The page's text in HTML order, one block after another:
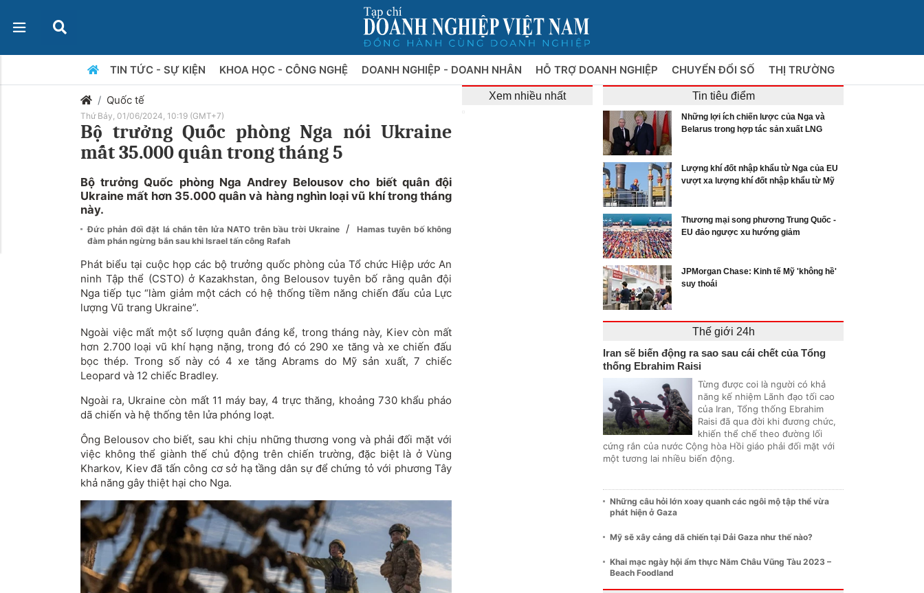
TIN TỨC - SỰ KIỆN KHOA HỌC - CÔNG NGHỆ DOANH NGHIỆP - DOANH NHÂN HỖ TRỢ DOANH NGHIỆP CHUYỂN ĐỔI SỐ THỊ TRƯỜNG
Quốc tế
Thứ Bảy, 01/06/2024, 10:19 (GMT+7)
Bộ trưởng Quốc phòng Nga nói Ukraine
mất 35.000 quân trong tháng 5
Bộ trưởng Quốc phòng Nga Andrey Belousov cho biết quân đội
Ukraine mất hơn 35.000 quân và hàng nghìn loại vũ khí trong tháng
này.
Đức phản đối đặt lá chắn tên lửa NATO trên bầu trời Ukraine /
Hamas tuyên bố không
đàm phán ngừng bắn sau khi Israel tấn công Rafah
Phát biểu tại cuộc họp các bộ trưởng quốc phòng của Tổ chức Hiệp ước An
ninh Tập thể (CSTO) ở Kazakhstan, ông Belousov tuyên bố rằng quân đội
Nga tiếp tục “làm giảm một cách có hệ thống tiềm năng chiến đấu của Lực
lượng Vũ trang Ukraine”.
Ngoài việc mất một số lượng quân đáng kể, trong tháng này, Kiev còn mất
hơn 2.700 loại vũ khí hạng nặng, trong đó có 290 xe tăng và xe chiến đấu
bọc thép. Trong số này có 4 xe tăng Abrams do Mỹ sản xuất, 7 chiếc
Leopard và 12 chiếc Bradley.
Ngoài ra, Ukraine còn mất 11 máy bay, 4 trực thăng, khoảng 730 khẩu pháo
dã chiến và hệ thống tên lửa phóng loạt.
Ông Belousov cho biết, sau khi chịu những thương vong và phải đối mặt với
việc không thể giành thế chủ động trên chiến trường, đặc biệt là ở Vùng
Kharkov, Kiev đã tấn công cơ sở hạ tầng dân sự để chứng tỏ với phương Tây
khả năng gây thiệt hại cho Nga.
Xem nhiều nhất Tin tiêu điểm
Những lợi ích chiến lược của Nga và
Belarus trong hợp tác sản xuất LNG
Lượng khí đốt nhập khẩu từ Nga của EU
vượt xa lượng khí đốt nhập khẩu từ Mỹ
Thương mại song phương Trung Quốc -
EU đảo ngược xu hướng giảm
JPMorgan Chase: Kinh tế Mỹ 'không hề'
suy thoái
Thế giới 24h
Iran sẽ biến động ra sao sau cái chết của Tổng
thống Ebrahim Raisi
Từng được coi là người có khả
năng kế nhiệm Lãnh đạo tối cao
của Iran, Tổng thống Ebrahim
Raisi đã qua đời khi đương chức,
khiến thể chế theo đường lối
cứng rắn của nước Cộng hòa Hồi giáo phải đối mặt với
một tương lai nhiều biến động.
Những câu hỏi lớn xoay quanh các ngôi mộ tập thể vừa
phát hiện ở Gaza
Mỹ sẽ xây cảng dã chiến tại Dải Gaza như thế nào?
Khai mạc ngày hội ẩm thực Năm Châu Vũng Tàu 2023 –
Beach Foodland